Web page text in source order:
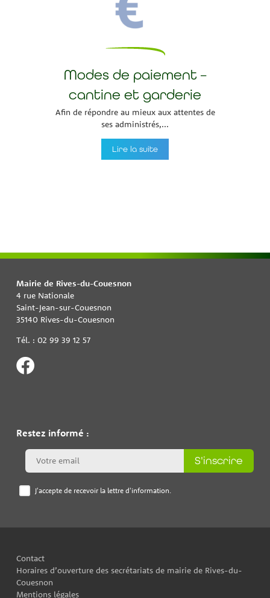
Modes de paiement –
cantine et garderie
Afin de répondre au mieux aux attentes de
ses administrés,...
Lire la suite
Mairie de Rives-du-Couesnon
4 rue Nationale
Saint-Jean-sur-Couesnon
35140 Rives-du-Couesnon
Tél. : 02 99 39 12 57
Restez informé :
J'accepte de recevoir la lettre d'information.
S'inscrire
Contact
Horaires d’ouverture des secrétariats de mairie de Rives-du-
Couesnon
Mentions légales